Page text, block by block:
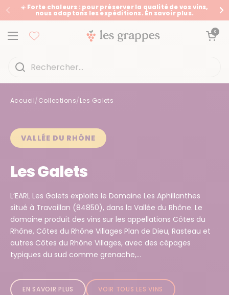
Passer au contenu
Précédent
☀️ Forte chaleurs : pour préserver la qualité de vos vins,
nous adaptons les expéditions. En savoir plus.
Ouvrir le menu
Ouvrir le panier
0
Accueil
Accueil/Collections/Les Galets
VALLÉE DU RHÔNE
Les Galets
L’EARL Les Galets exploite le Domaine Les Aphillanthes
situé à Travaillan (84850), dans la Vallée du Rhône. Le
domaine produit des vins sur les appellations Côtes du
Rhône, Côtes du Rhône Villages Plan de Dieu, Rasteau et
autres Côtes du Rhône Villages, avec des cépages
typiques du sud comme grenache,...
EN SAVOIR PLUS VOIR TOUS LES VINS